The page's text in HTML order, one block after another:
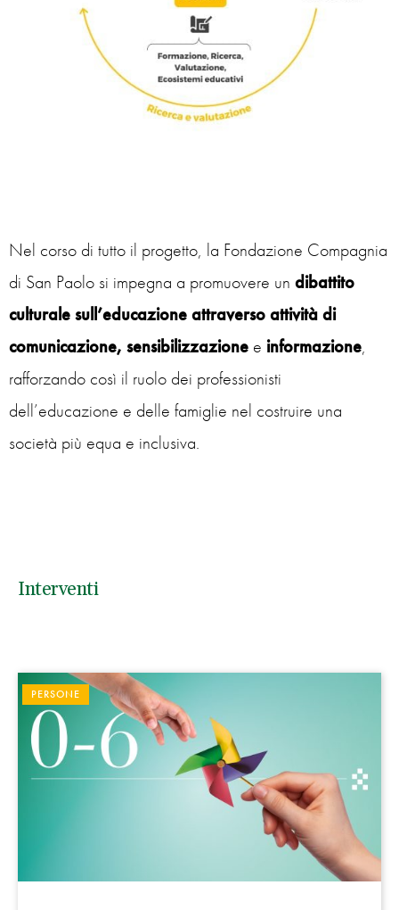
Nel corso di tutto il progetto, la Fondazione Compagnia
di San Paolo si impegna a promuovere un dibattito
culturale sull’educazione attraverso attività di
comunicazione, sensibilizzazione e informazione,
rafforzando così il ruolo dei professionisti
dell’educazione e delle famiglie nel costruire una
società più equa e inclusiva.
Interventi
PERSONE